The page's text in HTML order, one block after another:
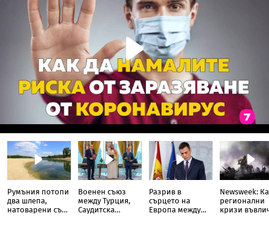
Румъния потопи
два шлепа,
натоварени със
Военен съюз
между Турция,
Саудитска
Разрив в
сърцето на
Европа между
Newsweek:
регионални
кризи